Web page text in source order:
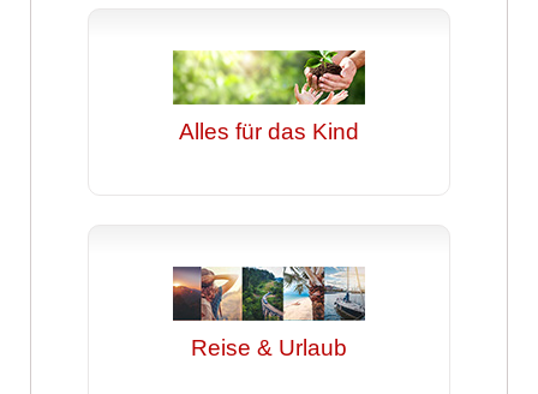
Alles für das Kind
Reise & Urlaub